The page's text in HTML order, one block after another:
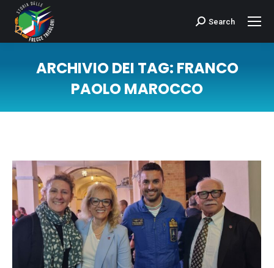
Cerca:Search
ARCHIVIO DEI TAG: FRANCO
PAOLO MAROCCO